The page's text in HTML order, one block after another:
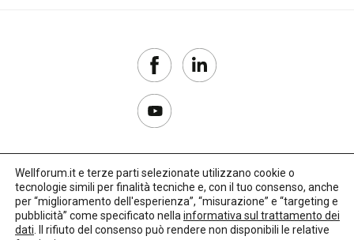
Copyright 2017–2026
Privacy Policy
Wellforum.it e terze parti selezionate utilizzano cookie o
tecnologie simili per finalità tecniche e, con il tuo consenso, anche
per “miglioramento dell'esperienza”, “misurazione” e “targeting e
pubblicità” come specificato nella informativa sul trattamento dei
dati . Il rifiuto del consenso può rendere non disponibili le relative